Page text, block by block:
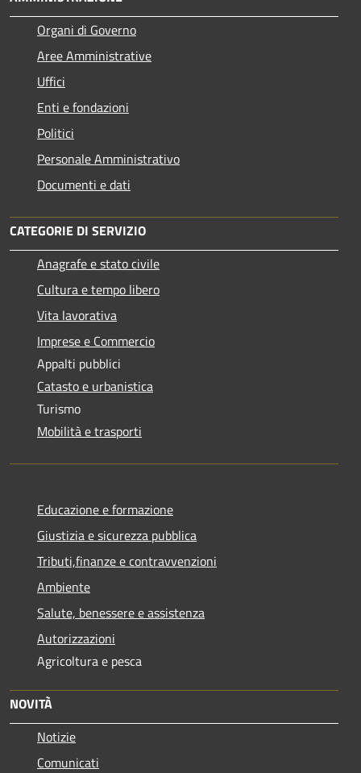
Organi di Governo
Aree Amministrative
Uffici
Enti e fondazioni
Politici
Personale Amministrativo
Documenti e dati
CATEGORIE DI SERVIZIO
Anagrafe e stato civile
Cultura e tempo libero
Vita lavorativa
Imprese e Commercio
Appalti pubblici
Catasto e urbanistica
Turismo
Mobilità e trasporti
Educazione e formazione
Giustizia e sicurezza pubblica
Tributi,finanze e contravvenzioni
Ambiente
Salute, benessere e assistenza
Autorizzazioni
Agricoltura e pesca
NOVITÀ
Notizie
Comunicati